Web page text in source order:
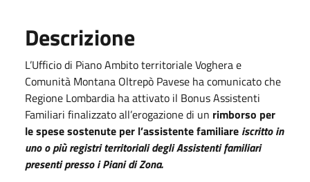
Descrizione
L’Ufficio di Piano Ambito territoriale Voghera e
Comunità Montana Oltrepò Pavese ha comunicato che
Regione Lombardia ha attivato il Bonus Assistenti
Familiari finalizzato all’erogazione di un rimborso per
le spese sostenute per l’assistente familiare iscritto in
uno o più registri territoriali degli Assistenti familiari
presenti presso i Piani di Zona.